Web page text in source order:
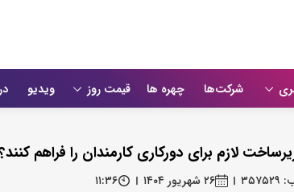
شرکت‌ها چهره ها قیمت روز ویدیو
لازم برای دورکاری کارمندان را فراهم
۲۶ شهریور ۱۴۰۴ ۱۱:۳۶